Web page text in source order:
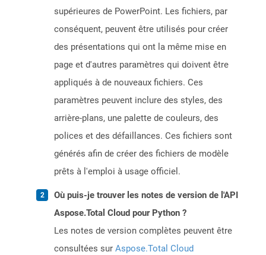
supérieures de PowerPoint. Les fichiers, par
conséquent, peuvent être utilisés pour créer
des présentations qui ont la même mise en
page et d'autres paramètres qui doivent être
appliqués à de nouveaux fichiers. Ces
paramètres peuvent inclure des styles, des
arrière-plans, une palette de couleurs, des
polices et des défaillances. Ces fichiers sont
générés afin de créer des fichiers de modèle
prêts à l'emploi à usage officiel.
Où puis-je trouver les notes de version de l'API
Aspose.Total Cloud pour Python ?
Les notes de version complètes peuvent être
consultées sur Aspose.Total Cloud